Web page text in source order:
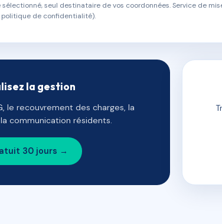
seul destinataire de vos coordonnées. Service de
de confidentialité).
la gestion
le recouvrement des charges, la
communication résidents.
30 jours →